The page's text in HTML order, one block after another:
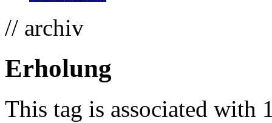
// archiv
Erholung
This tag is associated with